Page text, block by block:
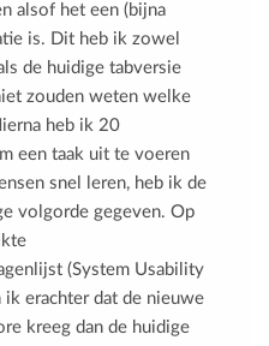
alsof het een (bijna
is. Dit heb ik zowel
de huidige tabversie
zouden weten welke
heb ik 20
een taak uit te voeren
snel leren, heb ik de
volgorde gegeven. Op
(System Usability
ik erachter dat de nieuwe
kreeg dan de huidige